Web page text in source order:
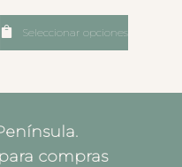
Seleccionar opciones
la Península.
compras